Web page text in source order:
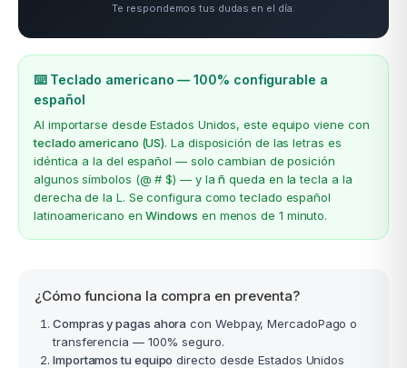
Te respondemos tus dudas en el día.
⌨️ Teclado americano — 100% configurable a
español
Al importarse desde Estados Unidos, este equipo viene con
teclado americano (US). La disposición de las letras es
idéntica a la del español — solo cambian de posición
algunos símbolos (@ # $) — y lañ queda en la tecla a la
derecha de la L. Se configura como teclado español
latinoamericano enWindows en menos de 1 minuto.
¿Cómo funciona la compra en preventa?
Compras y pagas ahora con Webpay, MercadoPago o
transferencia — 100% seguro.
Importamos tu equipo directo desde Estados Unidos